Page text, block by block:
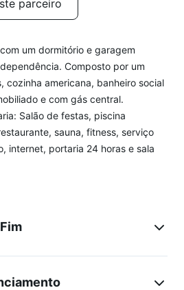
parceiro
um dormitório e garagem
Composto por um
cozinha americana, banheiro social
e com gás central.
Salão de festas, piscina
sauna, fitness, serviço
internet, portaria 24 horas e sala